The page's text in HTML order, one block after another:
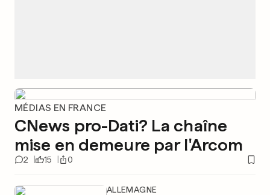
MÉDIAS EN FRANCE
CNews pro-Dati? La chaîne
mise en demeure par l'Arcom
2 15 0
ALLEMAGNE